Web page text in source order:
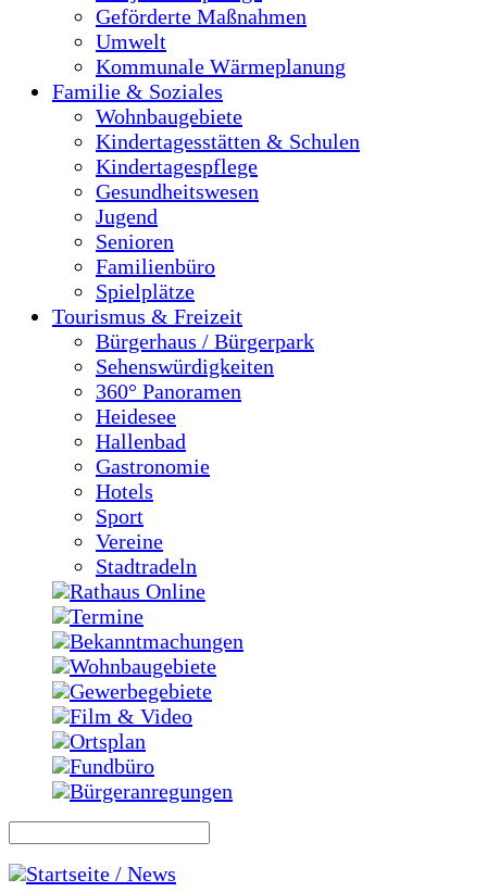
Geförderte Maßnahmen
Umwelt
Kommunale Wärmeplanung
Familie & Soziales
Wohnbaugebiete
Kindertagesstätten & Schulen
Kindertagespflege
Gesundheitswesen
Jugend
Senioren
Familienbüro
Spielplätze
Tourismus & Freizeit
Bürgerhaus / Bürgerpark
Sehenswürdigkeiten
360° Panoramen
Heidesee
Hallenbad
Gastronomie
Hotels
Sport
Vereine
Stadtradeln
Rathaus Online
Termine
Bekanntmachungen
Wohnbaugebiete
Gewerbegebiete
Film & Video
Ortsplan
Fundbüro
Bürgeranregungen
Startseite / News